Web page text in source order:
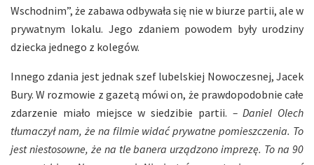
Wschodnim”, że zabawa odbywała się nie w biurze partii, ale w
prywatnym lokalu. Jego zdaniem powodem były urodziny
dziecka jednego z kolegów.
Innego zdania jest jednak szef lubelskiej Nowoczesnej, Jacek
Bury. W rozmowie z gazetą mówi on, że prawdopodobnie całe
zdarzenie miało miejsce w siedzibie partii. – Daniel Olech
tłumaczył nam, że na filmie widać prywatne pomieszczenia. To
jest niestosowne, że na tle banera urządzono imprezę. To na 90